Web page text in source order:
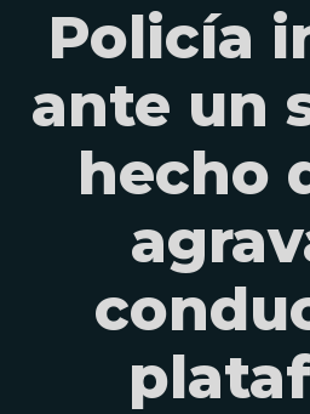
Policía
ante un
hecho